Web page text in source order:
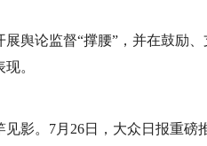
舆论监督“撑腰”，并在鼓励
。
影。7月26日，大众日报重磅